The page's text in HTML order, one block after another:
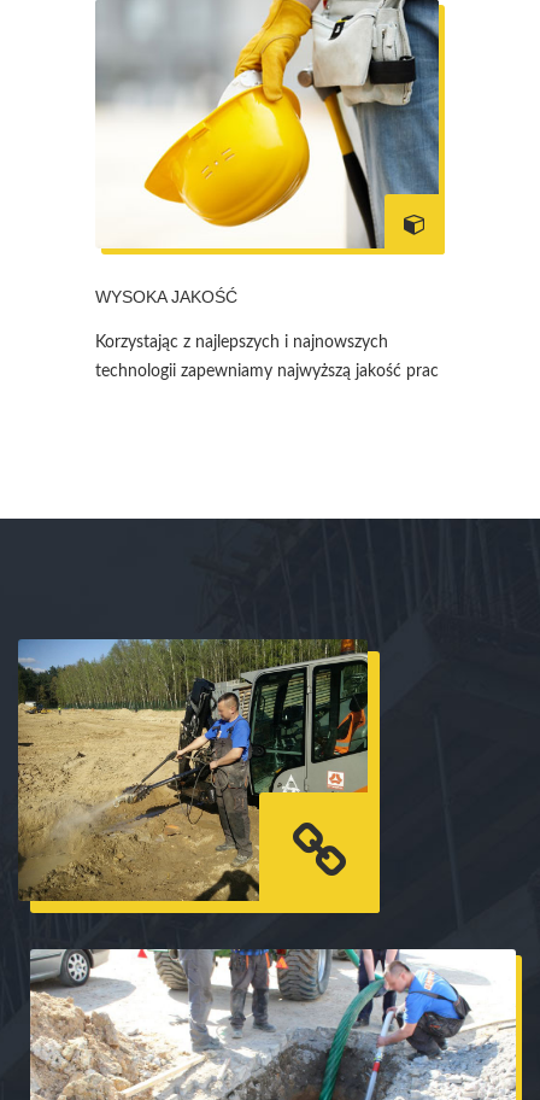
WYSOKA JAKOŚĆ
Korzystając z najlepszych i najnowszych
technologii zapewniamy najwyższą jakość prac